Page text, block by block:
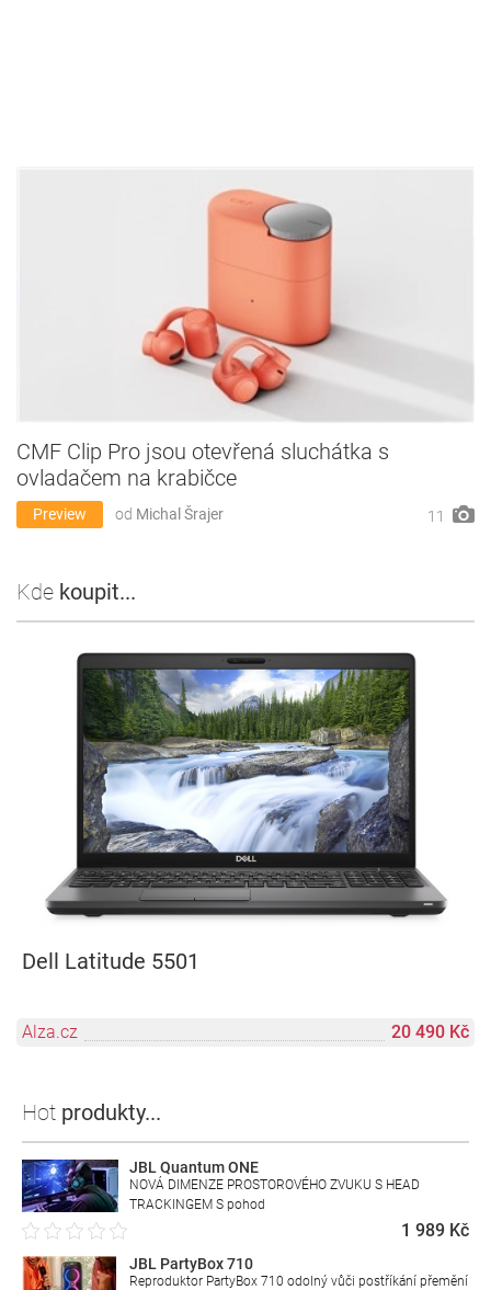
CMF Clip Pro jsou otevřená sluchátka s
ovladačem na krabičce
Preview od Michal Šrajer 11
Kde koupit...
Dell Latitude 5501
Alza.cz 20 490 Kč
Hot produkty...
JBL Quantum ONE
NOVÁ DIMENZE PROSTOROVÉHO ZVUKU S HEAD
TRACKINGEM S pohod
1 989 Kč
JBL PartyBox 710
Reproduktor PartyBox 710 odolný vůči postříkání přemění